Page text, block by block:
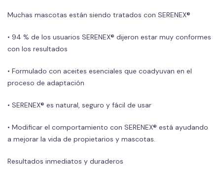
Muchas mascotas están siendo tratados con SERENEX®
• 94 % de los usuarios SERENEX® dijeron estar muy conformes
con los resultados
• Formulado con aceites esenciales que coadyuvan en el
proceso de adaptación
• SERENEX® es natural, seguro y fácil de usar
• Modificar el comportamiento con SERENEX® está ayudando
a mejorar la vida de propietarios y mascotas.
Resultados inmediatos y duraderos